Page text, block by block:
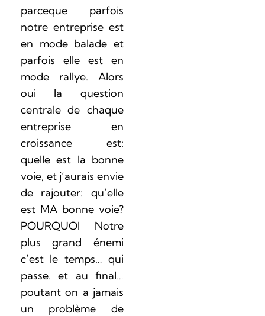
parceque parfois
notre entreprise est
en mode balade et
parfois elle est en
mode rallye. Alors
oui la question
centrale de chaque
entreprise en
croissance est:
quelle est la bonne
voie, et j’aurais envie
de rajouter: qu’elle
est MA bonne voie?
POURQUOI Notre
plus grand énemi
c’est le temps… qui
passe. et au final…
poutant on a jamais
un problème de